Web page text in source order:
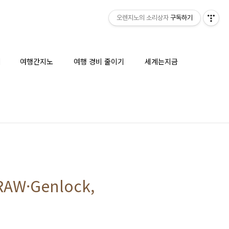
여행간지노 여행 경비 줄이기 세계는지금
오렌지노의 소리상자 구독하기